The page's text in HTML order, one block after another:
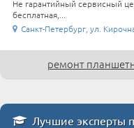
Не гарантийный сервисный
бесплатная,...
Санкт-Петербург, ул.
ремонт
Лучшие эксперты